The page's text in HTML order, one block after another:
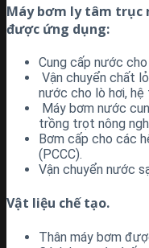
Máy bơm ly tâm trục
được ứng dụng:
Cung cấp nước
Vận chuyển chất
nước cho lò hơi,
Máy bơm nước
trồng trọt nông
Bơm cấp cho các
(PCCC).
Vận chuyển nước
Vật liệu chế tạo.
Thân máy bơm